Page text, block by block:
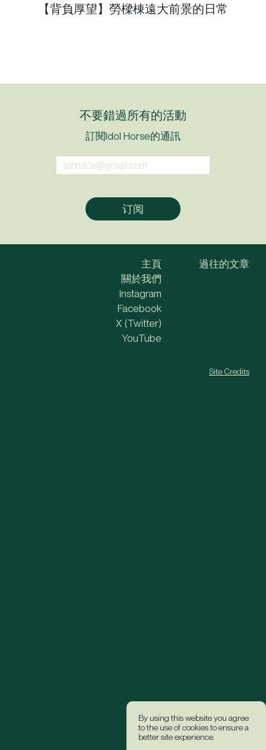
By using this website you agree
to the use of cookies to ensure a
better site experience.
【背負厚望】勞樑棟遠大前景的日常
不要錯過所有的活動
訂閱Idol Horse的通訊
主頁
關於我們
過往的文章
Instagram
Facebook
X (Twitter)
YouTube
Site Credits